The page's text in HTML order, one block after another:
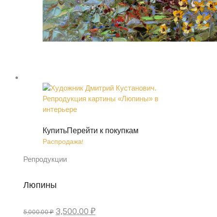
КупитьПерейти к покупкам
Распродажа!
Репродукции
Люпины
5,000.00 ₽ Первоначальная
3,500.00 ₽Текущая